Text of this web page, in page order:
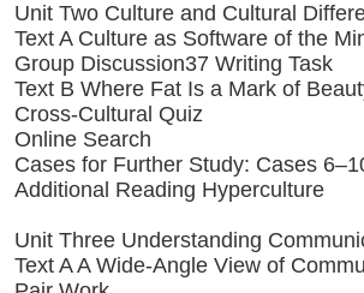
Unit Two Culture and Cultural
Text A Culture as Software of the
Group Discussion37 Writing Task
Text B Where Fat Is a Mark of
Cross-Cultural Quiz
Online Search
Cases for Further Study: Cases
Additional Reading Hyperculture
Unit Three Understanding
Text A A Wide-Angle View of